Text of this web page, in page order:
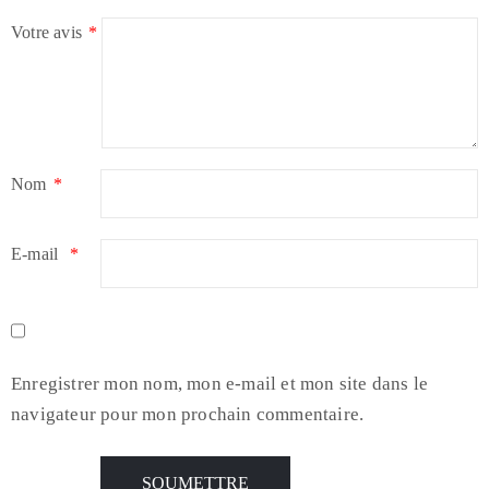
Votre avis *
Nom *
E-mail *
Enregistrer mon nom, mon e-mail et mon site dans le
navigateur pour mon prochain commentaire.